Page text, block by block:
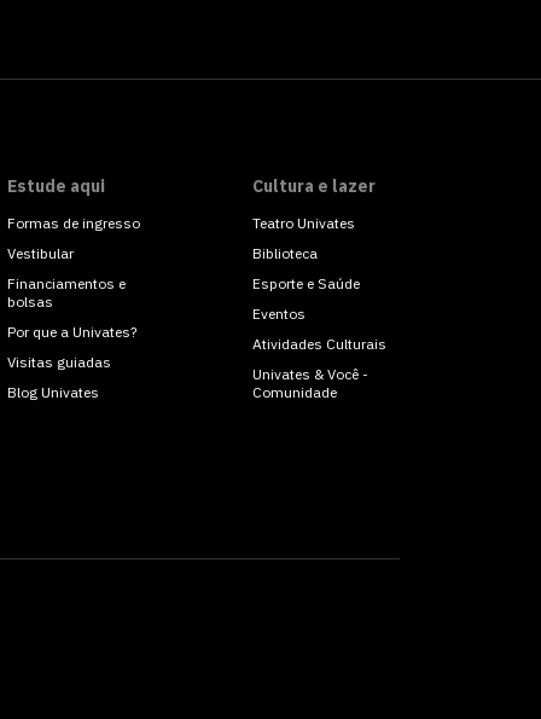
Estude aqui
Formas de ingresso
Vestibular
Financiamentos e
bolsas
Por que a Univates?
Visitas guiadas
Blog Univates
Cultura e lazer
Teatro Univates
Biblioteca
Esporte e Saúde
Eventos
Atividades Culturais
Univates & Você -
Comunidade